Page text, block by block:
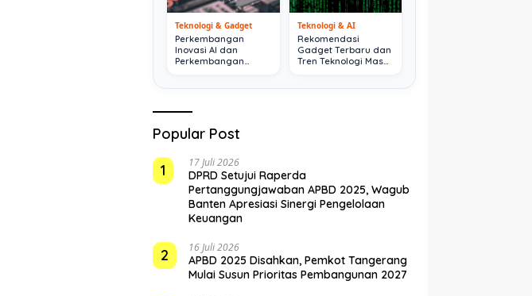
Teknologi & Gadget
Perkembangan
Inovasi AI dan
Perkembangan
Teknologi & AI
Rekomendasi
Gadget Terbaru dan
Tren Teknologi Masa
Popular Post
1
17 Juli 2026
DPRD Setujui Raperda
Pertanggungjawaban APBD 2025, Wagub
Banten Apresiasi Sinergi Pengelolaan
Keuangan
2 16 Juli 2026
APBD 2025 Disahkan, Pemkot Tangerang
Mulai Susun Prioritas Pembangunan 2027